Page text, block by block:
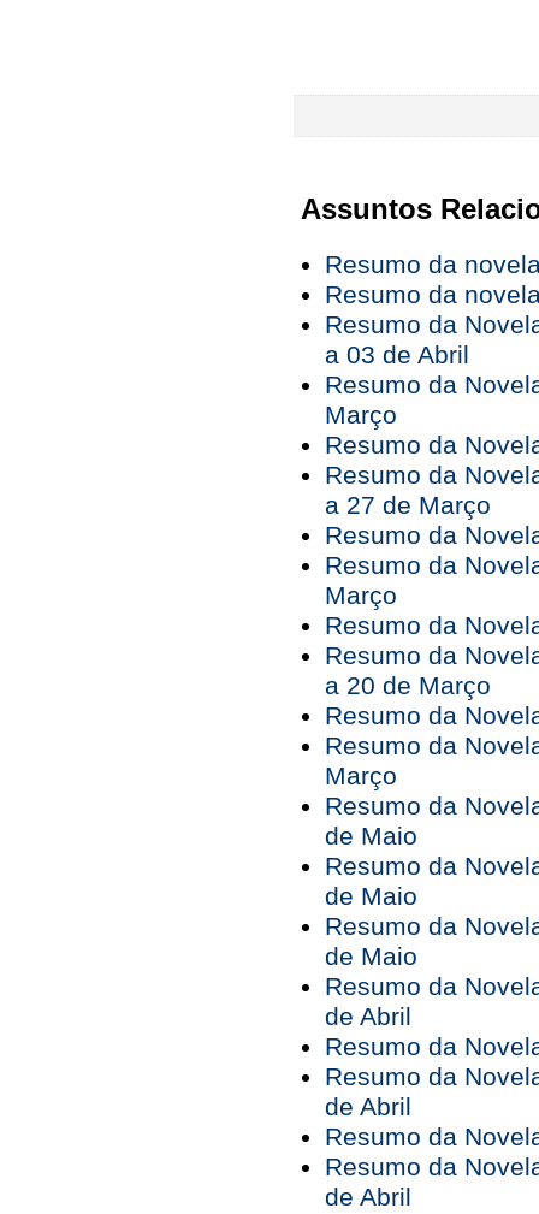
Assuntos
Resumo da
Resumo da
Resumo da
a 03 de Abril
Resumo da
Março
Resumo da
Resumo da
a 27 de Março
Resumo da
Resumo da
Março
Resumo da
Resumo da
a 20 de Março
Resumo da
Resumo da
Março
Resumo da
de Maio
Resumo da
de Maio
Resumo da
de Maio
Resumo da
de Abril
Resumo da
Resumo da
de Abril
Resumo da
Resumo da
de Abril